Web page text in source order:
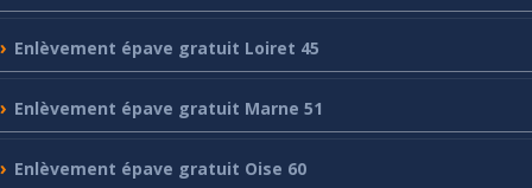
Enlèvement épave gratuit Loiret 45
Enlèvement épave gratuit Marne 51
Enlèvement épave gratuit Oise 60